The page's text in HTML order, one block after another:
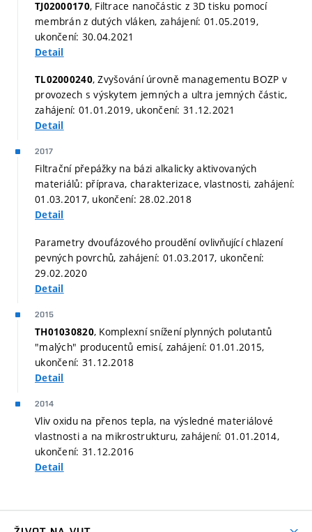
TJ02000170, Filtrace nanočástic z 3D tisku pomocí
membrán z dutých vláken, zahájení: 01.05.2019,
ukončení: 30.04.2021
Detail
TL02000240, Zvyšování úrovně managementu BOZP v
provozech s výskytem jemných a ultra jemných částic,
zahájení: 01.01.2019, ukončení: 31.12.2021
Detail
2017
Filtrační přepážky na bázi alkalicky aktivovaných
materiálů: příprava, charakterizace, vlastnosti, zahájení:
01.03.2017, ukončení: 28.02.2018
Detail
Parametry dvoufázového proudění ovlivňující chlazení
pevných povrchů, zahájení: 01.03.2017, ukončení:
29.02.2020
Detail
2015
TH01030820, Komplexní snížení plynných polutantů
"malých" producentů emisí, zahájení: 01.01.2015,
ukončení: 31.12.2018
Detail
2014
Vliv oxidu na přenos tepla, na výsledné materiálové
vlastnosti a na mikrostrukturu, zahájení: 01.01.2014,
ukončení: 31.12.2016
Detail